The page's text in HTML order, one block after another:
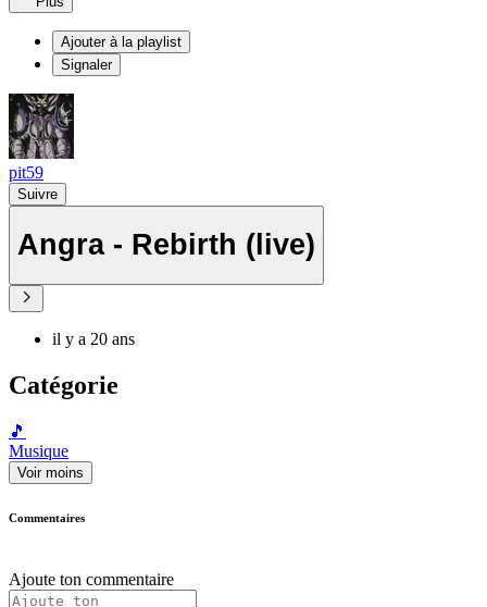
Ajouter à la playlist
Signaler
pit59
Suivre
Angra - Rebirth (live)
il y a 20 ans
Catégorie
🎵
Musique
Voir moins
Commentaires
Ajoute ton commentaire